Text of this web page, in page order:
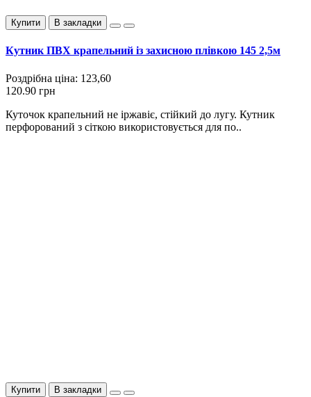
Купити В закладки
Кутник ПВХ крапельний із захисною плівкою 145 2,5м
Роздрібна ціна: 123,60
120.90 грн
Куточок крапельний не іржавіє, стійкий до лугу. Кутник
перфорований з сіткою використовується для по..
Купити В закладки